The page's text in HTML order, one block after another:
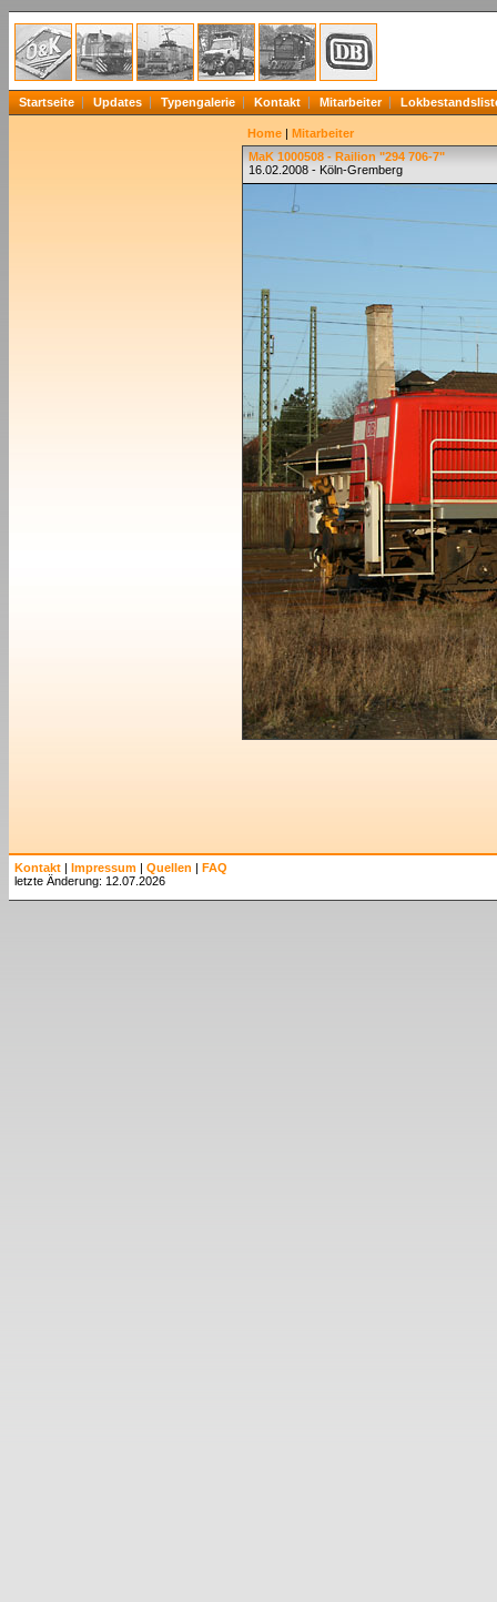
Startseite Updates Typengalerie Kontakt Mitarbeiter
Home | Mitarbeiter
MaK 1000508 - Railion "294 706-7"
16.02.2008 - Köln-Gremberg
Kontakt | Impressum | Quellen | FAQ
letzte Änderung: 12.07.2026